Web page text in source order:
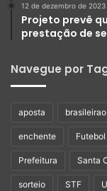
12 de dezembro de 2023
Projeto prevê
prestação de
Navegue por
aposta brasileirao
enchente Futebol
Prefeitura Santa
sorteio STF